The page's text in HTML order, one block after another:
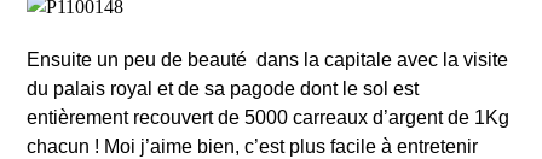
Ensuite un peu de beauté dans la capitale avec la visite
du palais royal et de sa pagode dont le sol est
entièrement recouvert de 5000 carreaux d’argent de 1Kg
chacun ! Moi j’aime bien, c’est plus facile à entretenir